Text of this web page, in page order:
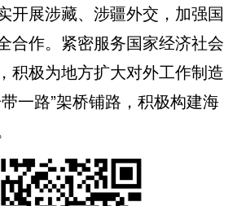
开展涉藏、涉疆外交，加强国
合作。紧密服务国家经济社会
积极为地方扩大对外工作制造
一路”架桥铺路，积极构建海